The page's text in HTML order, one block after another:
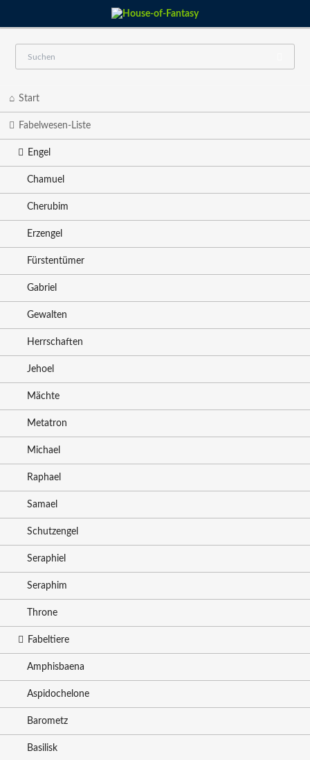
Start
Fabelwesen-Liste
Engel
Chamuel
Cherubim
Erzengel
Fürstentümer
Gabriel
Gewalten
Herrschaften
Jehoel
Mächte
Metatron
Michael
Raphael
Samael
Schutzengel
Seraphiel
Seraphim
Throne
Fabeltiere
Amphisbaena
Aspidochelone
Barometz
Basilisk